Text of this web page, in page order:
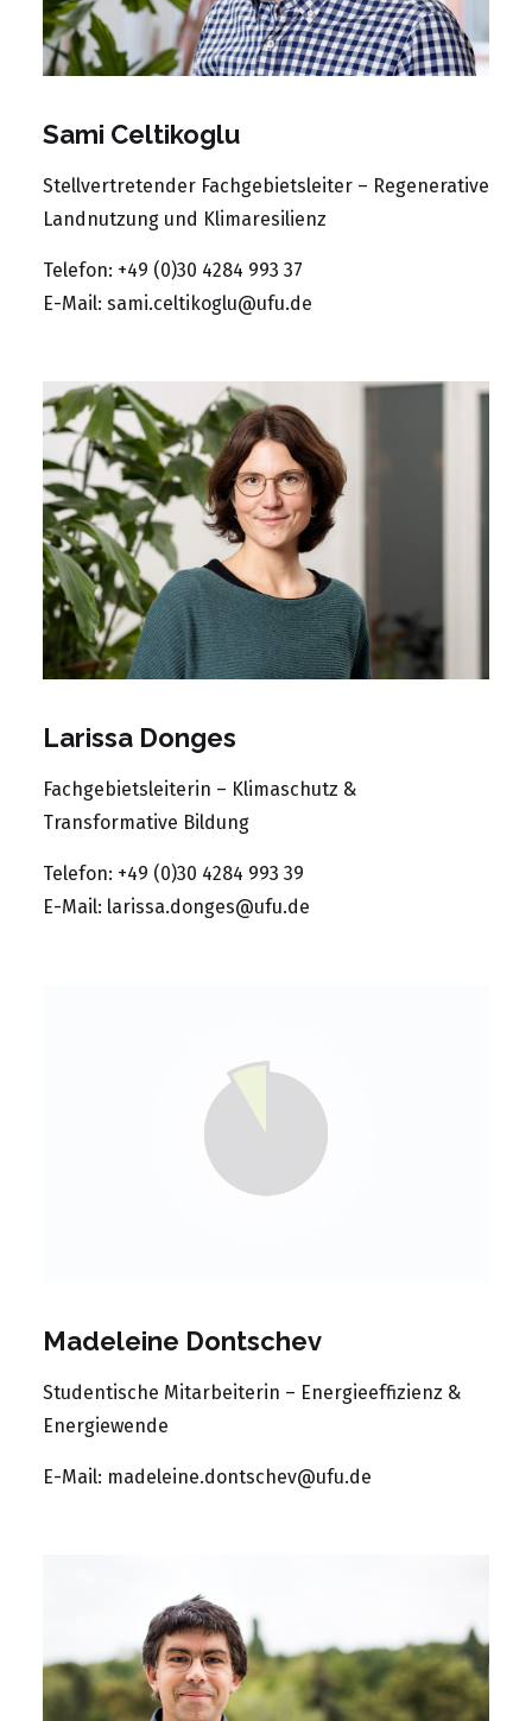
Sami Celtikoglu
Stellvertretender Fachgebietsleiter – Regenerative
Landnutzung und Klimaresilienz
Telefon: +49 (0)30 4284 993 37
E-Mail: sami.celtikoglu@ufu.de
Larissa Donges
Fachgebietsleiterin – Klimaschutz &
Transformative Bildung
Telefon: +49 (0)30 4284 993 39
E-Mail: larissa.donges@ufu.de
Madeleine Dontschev
Studentische Mitarbeiterin – Energieeffizienz &
Energiewende
E-Mail: madeleine.dontschev@ufu.de